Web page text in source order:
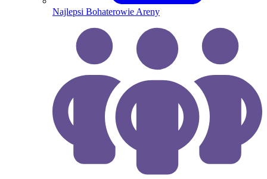
Najlepsi Bohaterowie Areny